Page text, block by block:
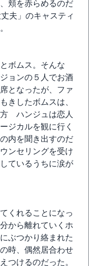
頬を赤らめるのだ
夫」のキャスティ
ボムス。そんな
ョンの５人でお酒
となったが、ファ
きしたボムスは、
ハンジュは恋人
ジカルを観に行く
内を聞き出すのだ
ンセリングを受け
ているうちに涙が
くれることになっ
から離れていくホ
ぶつかり絡まれた
時、偶然居合わせ
つけるのだった。